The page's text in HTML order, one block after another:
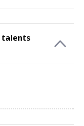
talents